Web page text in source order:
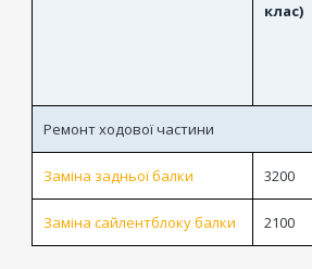
клас)
Ремонт ходової частини
Заміна задньої балки 3200
Заміна сайлентблоку балки 2100